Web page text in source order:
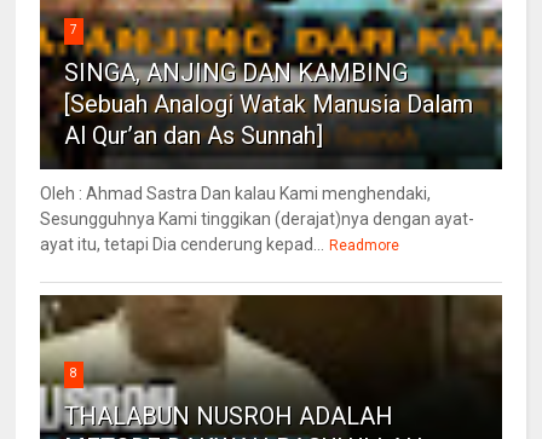
7
SINGA, ANJING DAN KAMBING
[Sebuah Analogi Watak Manusia Dalam
Al Qur’an dan As Sunnah]
Oleh : Ahmad Sastra Dan kalau Kami menghendaki,
Sesungguhnya Kami tinggikan (derajat)nya dengan ayat-
ayat itu, tetapi Dia cenderung kepad... Readmore
8
THALABUN NUSROH ADALAH